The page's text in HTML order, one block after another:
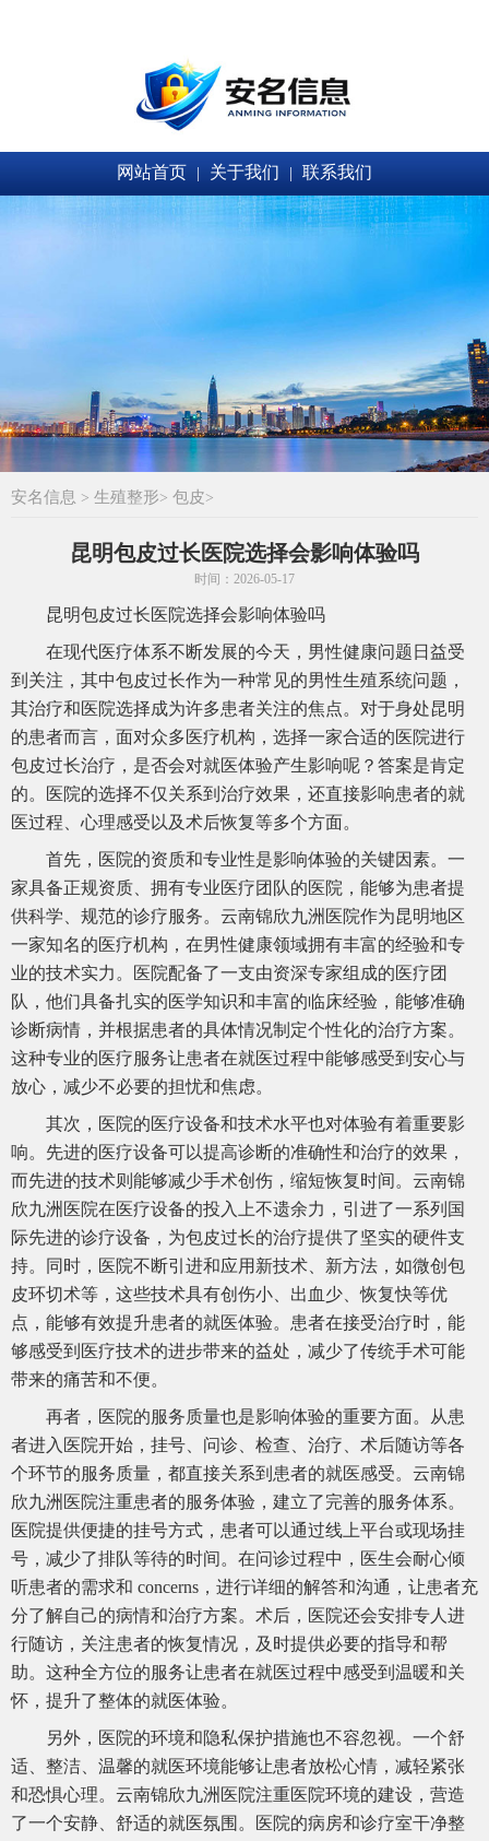
网站首页 关于我们 联系我们
安名信息 > 生殖整形> 包皮>
昆明包皮过长医院选择会影响体验吗
时间：2026-05-17
昆明包皮过长医院选择会影响体验吗
在现代医疗体系不断发展的今天，男性健康问题日益受
到关注，其中包皮过长作为一种常见的男性生殖系统问题，
其治疗和医院选择成为许多患者关注的焦点。对于身处昆明
的患者而言，面对众多医疗机构，选择一家合适的医院进行
包皮过长治疗，是否会对就医体验产生影响呢？答案是肯定
的。医院的选择不仅关系到治疗效果，还直接影响患者的就
医过程、心理感受以及术后恢复等多个方面。
首先，医院的资质和专业性是影响体验的关键因素。一
家具备正规资质、拥有专业医疗团队的医院，能够为患者提
供科学、规范的诊疗服务。云南锦欣九洲医院作为昆明地区
一家知名的医疗机构，在男性健康领域拥有丰富的经验和专
业的技术实力。医院配备了一支由资深专家组成的医疗团
队，他们具备扎实的医学知识和丰富的临床经验，能够准确
诊断病情，并根据患者的具体情况制定个性化的治疗方案。
这种专业的医疗服务让患者在就医过程中能够感受到安心与
放心，减少不必要的担忧和焦虑。
其次，医院的医疗设备和技术水平也对体验有着重要影
响。先进的医疗设备可以提高诊断的准确性和治疗的效果，
而先进的技术则能够减少手术创伤，缩短恢复时间。云南锦
欣九洲医院在医疗设备的投入上不遗余力，引进了一系列国
际先进的诊疗设备，为包皮过长的治疗提供了坚实的硬件支
持。同时，医院不断引进和应用新技术、新方法，如微创包
皮环切术等，这些技术具有创伤小、出血少、恢复快等优
点，能够有效提升患者的就医体验。患者在接受治疗时，能
够感受到医疗技术的进步带来的益处，减少了传统手术可能
带来的痛苦和不便。
再者，医院的服务质量也是影响体验的重要方面。从患
者进入医院开始，挂号、问诊、检查、治疗、术后随访等各
个环节的服务质量，都直接关系到患者的就医感受。云南锦
欣九洲医院注重患者的服务体验，建立了完善的服务体系。
医院提供便捷的挂号方式，患者可以通过线上平台或现场挂
号，减少了排队等待的时间。在问诊过程中，医生会耐心倾
听患者的需求和 concerns，进行详细的解答和沟通，让患者充
分了解自己的病情和治疗方案。术后，医院还会安排专人进
行随访，关注患者的恢复情况，及时提供必要的指导和帮
助。这种全方位的服务让患者在就医过程中感受到温暖和关
怀，提升了整体的就医体验。
另外，医院的环境和隐私保护措施也不容忽视。一个舒
适、整洁、温馨的就医环境能够让患者放松心情，减轻紧张
和恐惧心理。云南锦欣九洲医院注重医院环境的建设，营造
了一个安静、舒适的就医氛围。医院的病房和诊疗室干净整